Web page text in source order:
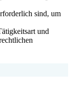
sind, um
und